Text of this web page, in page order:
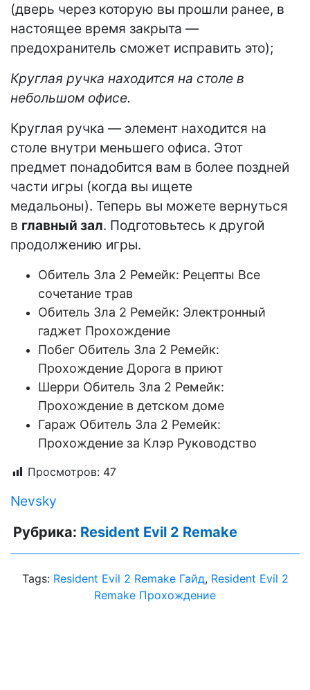
(дверь через которую вы прошли ранее, в
настоящее время закрыта —
предохранитель сможет исправить это);
Круглая ручка находится на столе в
небольшом офисе.
Круглая ручка — элемент находится на
столе внутри меньшего офиса. Этот
предмет понадобится вам в более поздней
части игры (когда вы ищете
медальоны). Теперь вы можете вернуться
в главный зал. Подготовьтесь к другой
продолжению игры.
Обитель Зла 2 Ремейк: Рецепты Все
сочетание трав
Обитель Зла 2 Ремейк: Электронный
гаджет Прохождение
Побег Обитель Зла 2 Ремейк:
Прохождение Дорога в приют
Шерри Обитель Зла 2 Ремейк:
Прохождение в детском доме
Гараж Обитель Зла 2 Ремейк:
Прохождение за Клэр Руководство
Просмотров: 47
Nevsky
Рубрика: Resident Evil 2 Remake
Tags: Resident Evil 2 Remake Гайд, Resident Evil 2
Remake Прохождение